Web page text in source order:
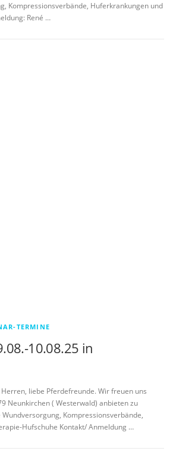
Kompressionsverbände, Huferkrankungen und
René …
TERMINE
10.08.25 in
liebe Pferdefreunde. Wir freuen uns
Neunkirchen ( Westerwald) anbieten zu
Kompressionsverbände,
Hufschuhe Kontakt/ Anmeldung …